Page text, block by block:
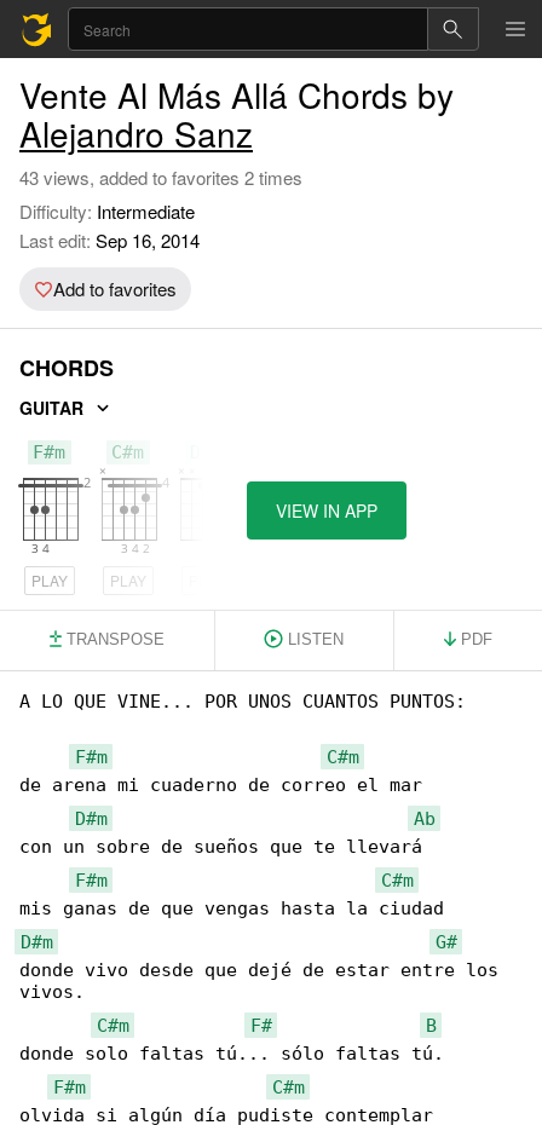
Vente Al Más Allá Chords by
Alejandro Sanz
43 views, added to favorites 2 times
Difficulty: Intermediate
Last edit: Sep 16, 2014
Add to favorites
CHORDS
GUITAR
F#m
PLAY
C#m
PLAY
VIEW IN APP
TRANSPOSE LISTEN PDF
A LO QUE VINE... POR UNOS CUANTOS PUNTOS:
F#m
C#m
de arena mi cuaderno de correo el mar
D#m
Ab
con un sobre de sueños que te llevará
F#m
C#m
D#m
G#
donde vivo desde que dejé de estar entre los
vivos.
C#m
F#
B
donde solo faltas tú... sólo faltas tú.
F#m
C#m